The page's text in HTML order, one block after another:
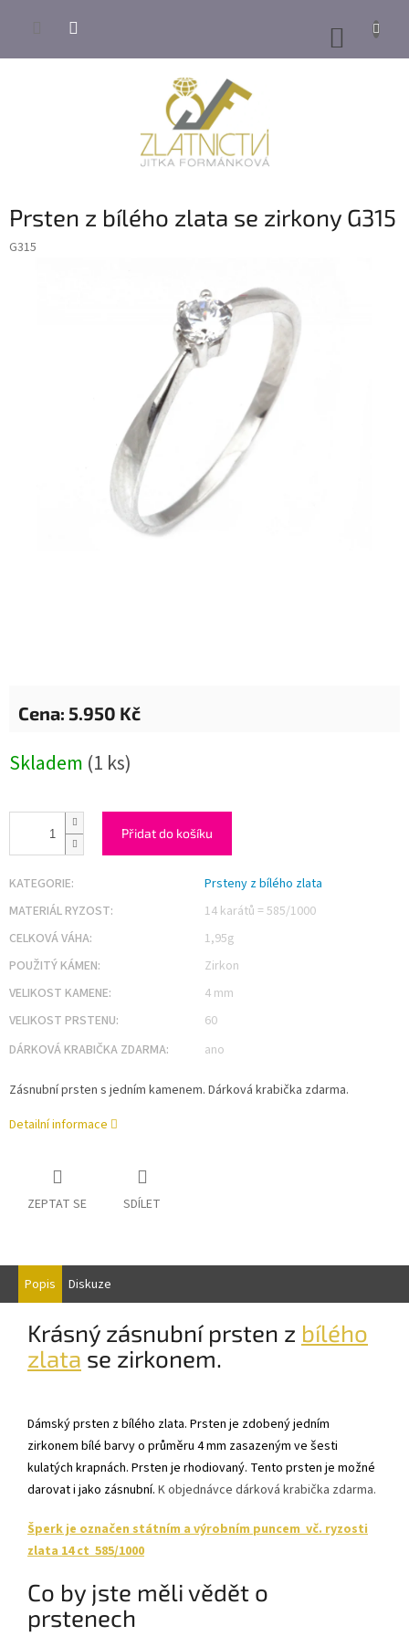
KOŠÍK
Prsten z bílého zlata se zirkony G315
G315
5.950 Kč
cena:
Skladem (1 ks)
Přidat do košíku
KATEGORIE:
Prsteny z bílého zlata
MATERIÁL RYZOST:
14 karátů = 585/1000
CELKOVÁ VÁHA:
1,95g
POUŽITÝ KÁMEN:
Zirkon
VELIKOST KAMENE:
4 mm
VELIKOST PRSTENU:
60
DÁRKOVÁ KRABIČKA ZDARMA: ano
Zásnubní prsten s jedním kamenem. Dárková krabička zdarma.
Detailní informace
ZEPTAT SE SDÍLET
Popis Diskuze
Krásný zásnubní prsten z bílého
zlata se zirkonem.
Dámský prsten z bílého zlata. Prsten je zdobený jedním
zirkonem bílé barvy o průměru 4 mm zasazeným ve šesti
kulatých krapnách. Prsten je rhodiovaný. Tento prsten je možné
darovat i jako zásnubní. K objednávce dárková krabička zdarma.
Šperk je označen státním a výrobním puncem vč. ryzosti
zlata 14 ct 585/1000
Co by jste měli vědět o
prstenech